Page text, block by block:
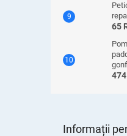
65
474
Informații